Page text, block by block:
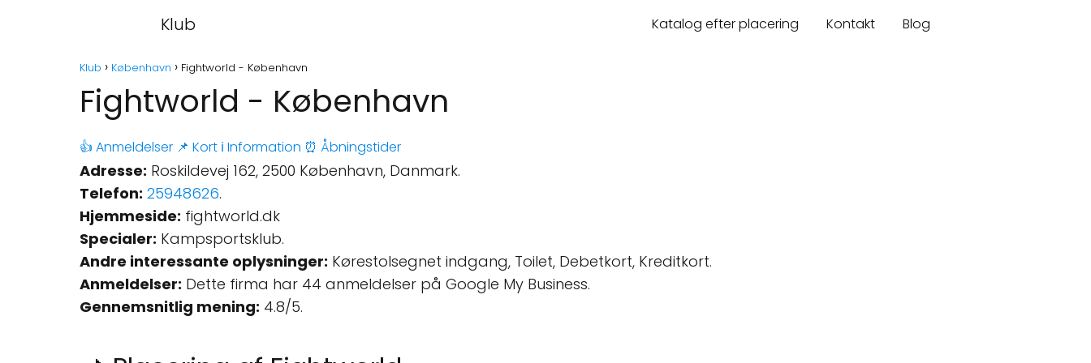
Klub Katalog efter placering Kontakt Blog
Klub København Fightworld - København
Fightworld - København
👍 Anmeldelser 📌 Kort ℹ️ Information ⏰ Åbningstider
Adresse: Roskildevej 162, 2500 København, Danmark.
Telefon: 25948626.
Hjemmeside: fightworld.dk
Specialer: Kampsportsklub.
Andre interessante oplysninger: Kørestolsegnet indgang, Toilet, Debetkort, Kreditkort.
Anmeldelser: Dette firma har 44 anmeldelser på Google My Business.
Gennemsnitlig mening: 4.8/5.